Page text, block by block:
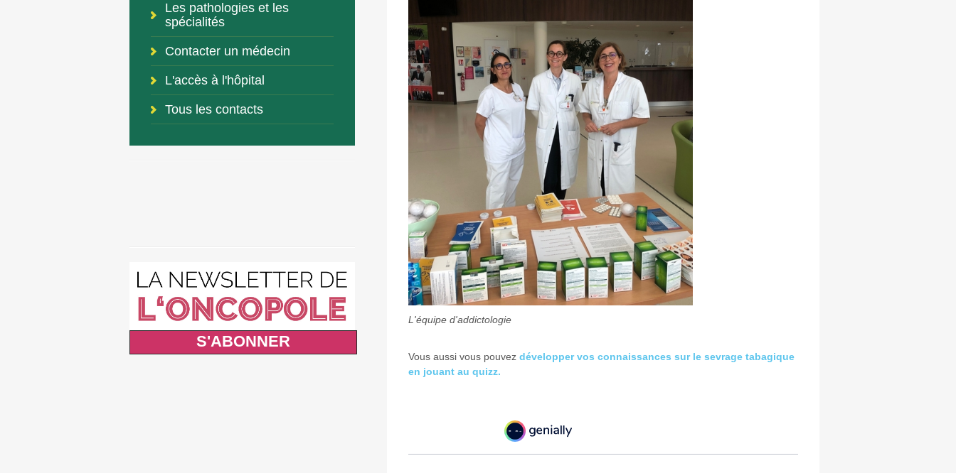
Les pathologies et les
spécialités
Contacter un médecin
L'accès à l'hôpital
Tous les contacts
S'ABONNER
L'équipe d'addictologie
Vous aussi vous pouvez développer vos connaissances sur le sevrage tabagique
en jouant au quizz.